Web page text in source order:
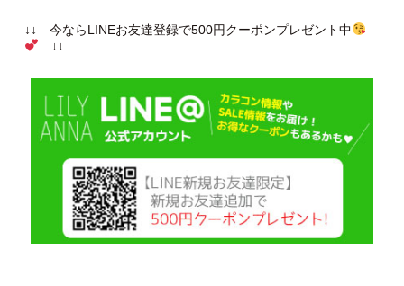
↓↓ 今ならLINEお友達登録で500円クーポンプレゼント中
↓↓